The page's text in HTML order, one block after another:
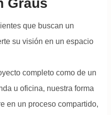
Graus
que buscan un
su visión en un espacio
completo como de un
u oficina, nuestra forma
en un proceso compartido,